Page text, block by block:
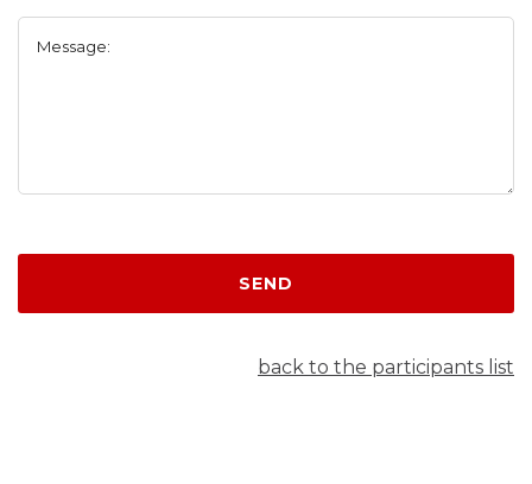
Message:
SEND
back to the participants list